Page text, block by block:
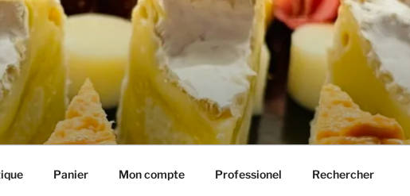
HENRIETTE
Panier Mon compte Professionel Rechercher